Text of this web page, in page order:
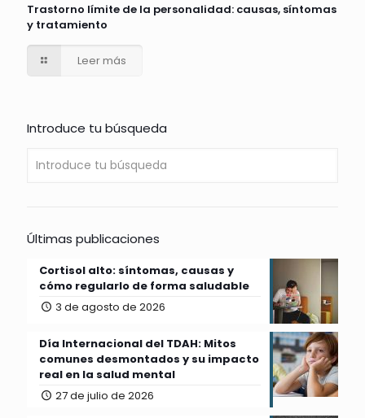
Trastorno límite de la personalidad: causas, síntomas
y tratamiento
Leer más
Introduce tu búsqueda
Últimas publicaciones
Cortisol alto: síntomas, causas y
cómo regularlo de forma saludable
3 de agosto de 2026
Día Internacional del TDAH: Mitos
comunes desmontados y su impacto
real en la salud mental
27 de julio de 2026